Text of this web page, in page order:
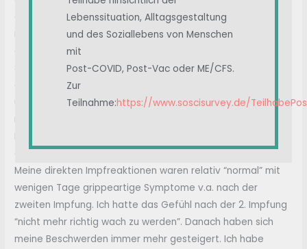
extreme Wetterfühligkeit und Migräne (hatte ich vorher
noch nie!). Es wurde immer schwerer meinen Alltag damit
aufrecht zu erhalten. Ihren Höhepunkt hatten die
Symptome Ende Januar 2022. Seitdem bin ich auch
arbeitsunfähig, war zeitweise komplett ans Bett gefesselt,
unfähig mich selber zu versorgen und war vollständig auf
meinen Partner angewiesen. Seit Anfang März geht es in
Babyschritten wieder aufwärts, sonst hätte ich nicht einmal
die Kraft diesen Text hier zu schreiben.
Meine direkten Impfreaktionen waren relativ “normal” mit
wenigen Tage grippeartige Symptome v.a. nach der
zweiten Impfung. Ich hatte das Gefühl nach der 2. Impfung
“nicht mehr richtig wach zu werden”. Danach haben sich
meine Beschwerden immer mehr gesteigert. Ich habe
Lebenssituation, Alltagsgestaltung
und des Soziallebens von Menschen
mit
Post-COVID, Post-Vac oder ME/CFS.
Zur
Teilnahme:https://www.soscisurvey.de/